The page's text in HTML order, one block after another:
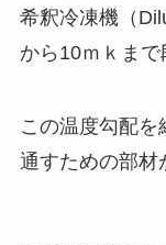
希釈冷凍機（
から10ｍｋまで
この温度勾配を
通すための部材